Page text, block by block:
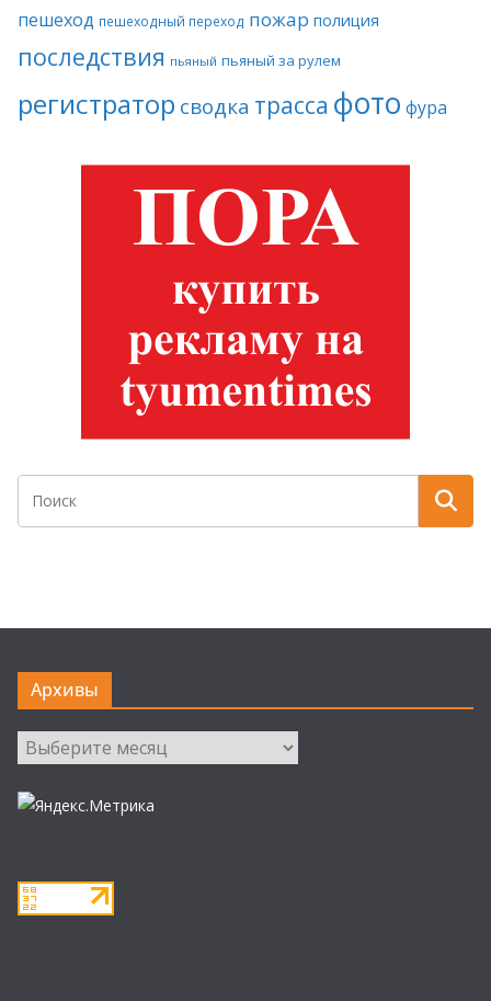
пешеход пешеходный переход пожар полиция
последствия пьяный пьяный за рулем
регистратор сводка трасса фото фура
Архивы
Архивы